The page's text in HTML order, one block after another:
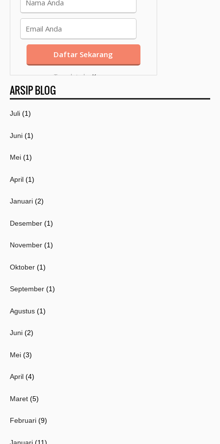
Template byKang
Mousir
ARSIP BLOG
Juli (1)
Juni (1)
Mei (1)
April (1)
Januari (2)
Desember (1)
November (1)
Oktober (1)
September (1)
Agustus (1)
Juni (2)
Mei (3)
April (4)
Maret (5)
Februari (9)